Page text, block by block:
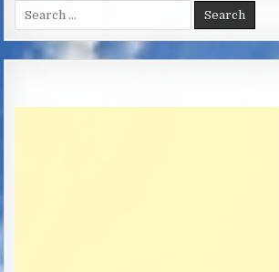
for: